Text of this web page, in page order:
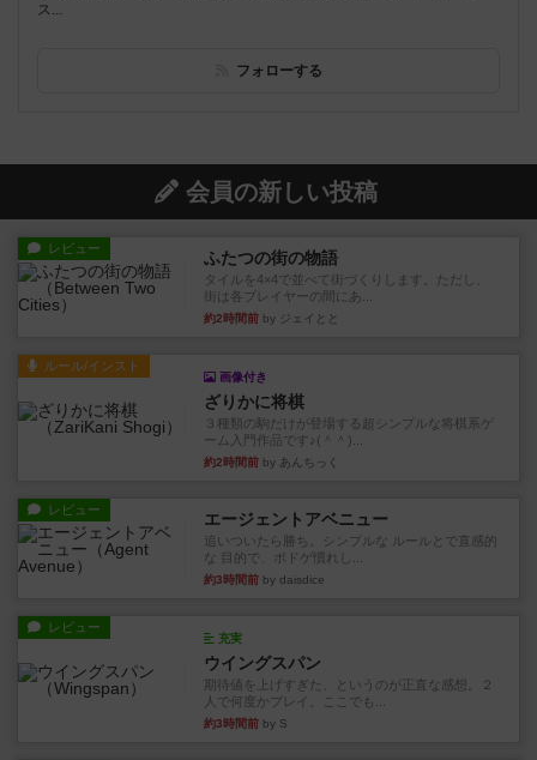
ス...
フォローする
会員の新しい投稿
レビュー ふたつの街の物語
タイルを4×4で並べて街づくりします。ただし、
街は各プレイヤーの間にあ...
約2時間前 by ジェイとと
ルール/インスト
画像付き
ざりかに将棋
３種類の駒だけが登場する超シンプルな将棋系ゲ
ーム入門作品です♪(＾＾)...
約2時間前 by あんちっく
レビュー エージェントアベニュー
追いついたら勝ち。シンプルな ルールとで直感的
な 目的で、ボドゲ慣れし...
約3時間前 by daisdice
レビュー
充実
ウイングスパン
期待値を上げすぎた、というのが正直な感想。２
人で何度かプレイ。ここでも...
約3時間前 by S